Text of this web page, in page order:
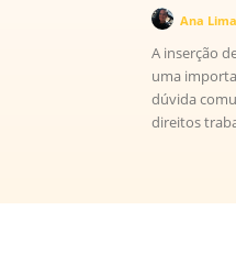
Ana Lima
A inserção
uma
dúvida
direitos